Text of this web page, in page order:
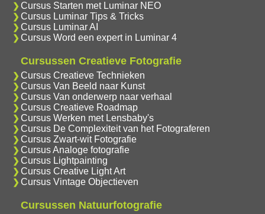
Cursus Starten met Luminar NEO
Cursus Luminar Tips & Tricks
Cursus Luminar AI
Cursus Word een expert in Luminar 4
Cursussen Creatieve Fotografie
Cursus Creatieve Technieken
Cursus Van Beeld naar Kunst
Cursus Van onderwerp naar verhaal
Cursus Creatieve Roadmap
Cursus Werken met Lensbaby's
Cursus De Complexiteit van het Fotograferen
Cursus Zwart-wit Fotografie
Cursus Analoge fotografie
Cursus Lightpainting
Cursus Creative Light Art
Cursus Vintage Objectieven
Cursussen Natuurfotografie